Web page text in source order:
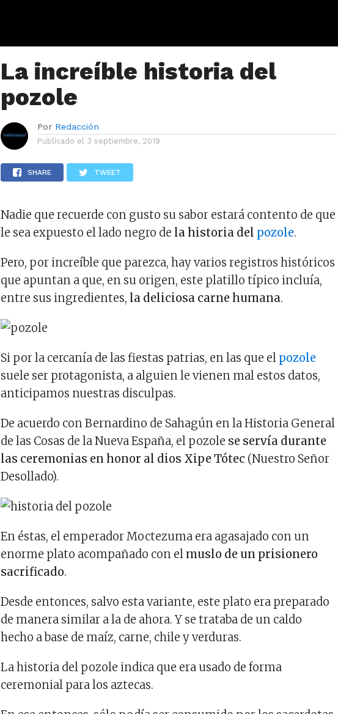
La increíble historia del
pozole
Por Redacción
Publicado el 3 septiembre, 2019
SHARE TWEET
Nadie que recuerde con gusto su sabor estará contento de que
le sea expuesto el lado negro de la historia del pozole.
Pero, por increíble que parezca, hay varios registros históricos
que apuntan a que, en su origen, este platillo típico incluía,
entre sus ingredientes, la deliciosa carne humana.
Si por la cercanía de las fiestas patrias, en las que el pozole
suele ser protagonista, a alguien le vienen mal estos datos,
anticipamos nuestras disculpas.
De acuerdo con Bernardino de Sahagún en la Historia General
de las Cosas de la Nueva España, el pozole se servía durante
las ceremonias en honor al dios Xipe Tótec (Nuestro Señor
Desollado).
En éstas, el emperador Moctezuma era agasajado con un
enorme plato acompañado con el muslo de un prisionero
sacrificado.
Desde entonces, salvo esta variante, este plato era preparado
de manera similar a la de ahora. Y se trataba de un caldo
hecho a base de maíz, carne, chile y verduras.
La historia del pozole indica que era usado de forma
ceremonial para los aztecas.